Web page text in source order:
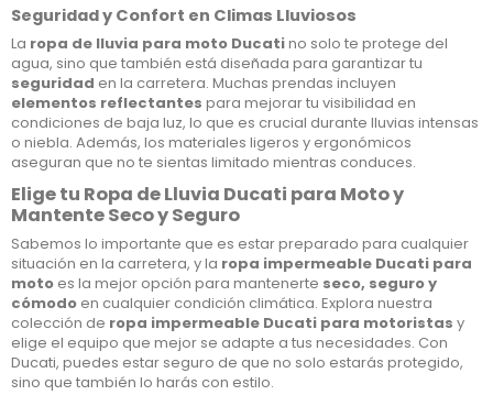
Seguridad y Confort en Climas Lluviosos
La ropa de lluvia para moto Ducatino solo te protege del
agua, sino que también está diseñada para garantizar tu
seguridad en la carretera. Muchas prendas incluyen
elementos reflectantes para mejorar tu visibilidad en
condiciones de baja luz, lo que es crucial durante lluvias intensas
o niebla. Además, los materiales ligeros y ergonómicos
aseguran que no te sientas limitado mientras conduces.
Elige tu Ropa de Lluvia Ducati para Moto y
Mantente Seco y Seguro
Sabemos lo importante que es estar preparado para cualquier
situación en la carretera, y la ropa impermeable Ducati para
motoes la mejor opción para mantenerte seco, seguro y
cómodoen cualquier condición climática. Explora nuestra
colección de ropa impermeable Ducati para motoristas y
elige el equipo que mejor se adapte a tus necesidades. Con
Ducati, puedes estar seguro de que no solo estarás protegido,
sino que también lo harás con estilo.